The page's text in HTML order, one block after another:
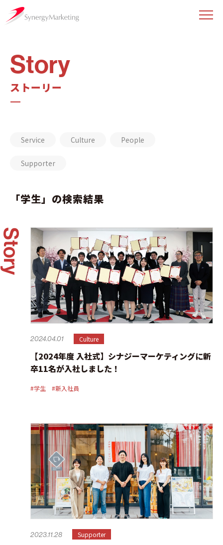
Story
ストーリー
Service Culture People
Supporter
「学生」の検索結果
2024.04.01 Culture
【2024年度 入社式】シナジーマーケティングに新
卒11名が入社しました！
#学生 #新入社員
2023.11.28 Supporter